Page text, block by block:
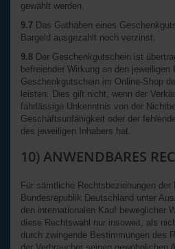
gewählt werden.
9.7 Das Guthaben eines
Bargeld ausgezahlt noch verzinst.
9.8 Der Geschenkgutschein ist
befreiender Wirkung an den jeweiligen
Geschenkgutschein im Online-Shop
leisten. Dies gilt nicht, wenn der
fahrlässige Unkenntnis von der
Geschäftsunfähigkeit oder der
des jeweiligen Inhabers hat.
10) ANWENDBARES
Für sämtliche Rechtsbeziehungen
Bundesrepublik Deutschland unter
den internationalen Kauf beweglicher
diese Rechtswahl nur insoweit, als
durch zwingende Bestimmungen des